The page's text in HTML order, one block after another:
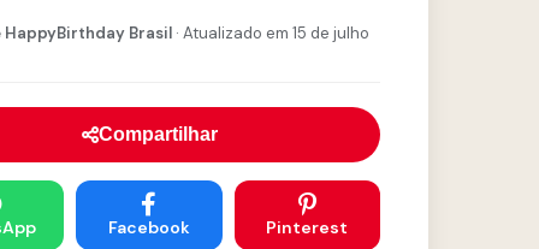
HappyBirthday Brasil · Atualizado em 15 de julho
Compartilhar
Facebook Pinterest